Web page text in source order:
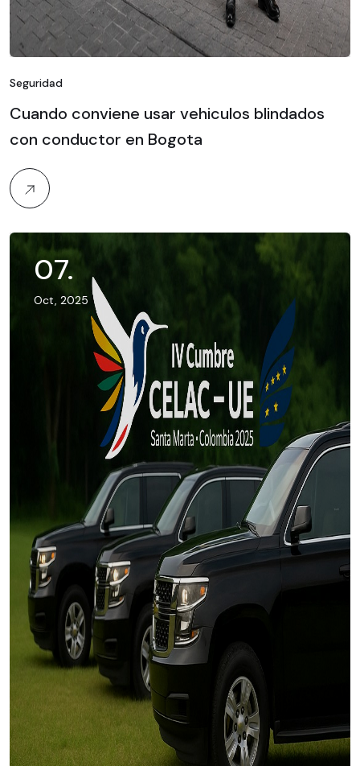
Seguridad
Cuando conviene usar vehiculos blindados
con conductor en Bogota
07.
Oct, 2025